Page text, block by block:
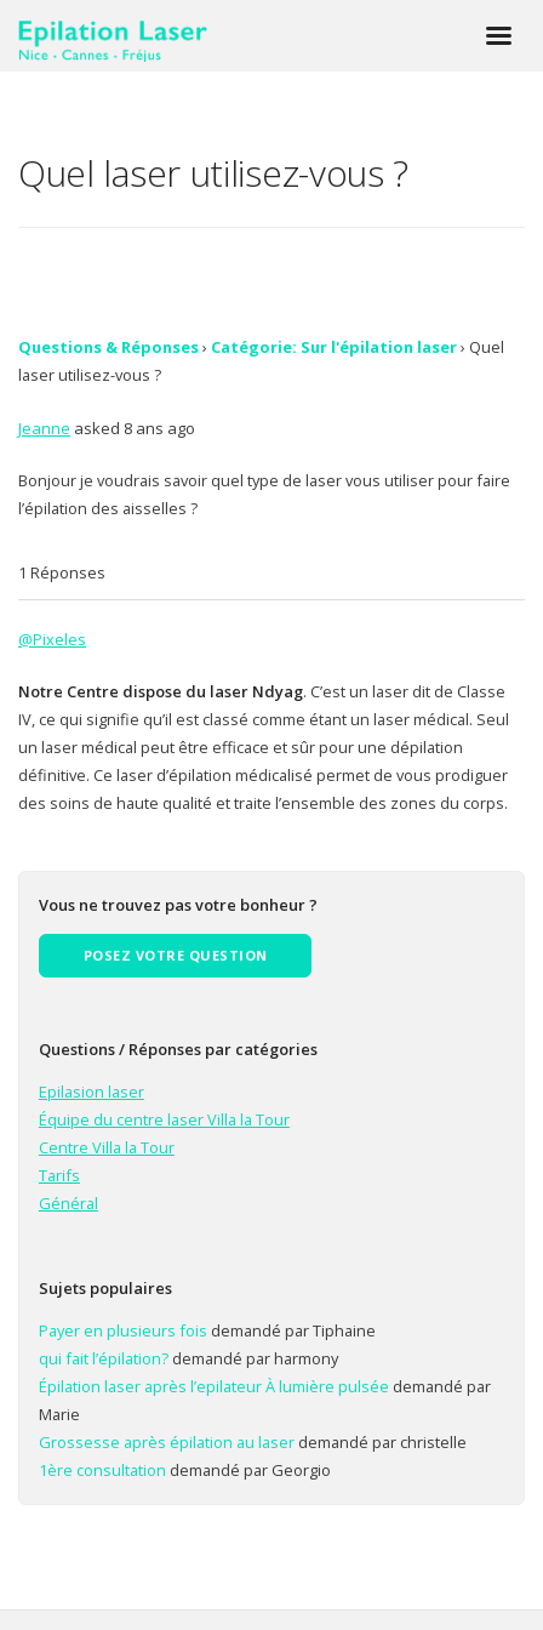
Quel laser utilisez-vous ?
Questions & Réponses› Catégorie: Sur l'épilation laser› Quel
laser utilisez-vous ?
Jeanne asked 8 ans ago
Bonjour je voudrais savoir quel type de laser vous utiliser pour faire
l’épilation des aisselles ?
1 Réponses
@Pixeles
Notre Centre dispose du laser Ndyag. C’est un laser dit de Classe
IV, ce qui signifie qu’il est classé comme étant un laser médical. Seul
un laser médical peut être efficace et sûr pour une dépilation
définitive. Ce laser d’épilation médicalisé permet de vous prodiguer
des soins de haute qualité et traite l’ensemble des zones du corps.
Vous ne trouvez pas votre bonheur ?
POSEZ VOTRE QUESTION
Questions / Réponses par catégories
Epilasion laser
Équipe du centre laser Villa la Tour
Centre Villa la Tour
Tarifs
Général
Sujets populaires
Payer en plusieurs fois demandé par Tiphaine
qui fait l’épilation?demandé par harmony
Épilation laser après l’epilateur À lumière pulsée demandé par
Marie
Grossesse après épilation au laserdemandé par christelle
1ère consultation demandé par Georgio